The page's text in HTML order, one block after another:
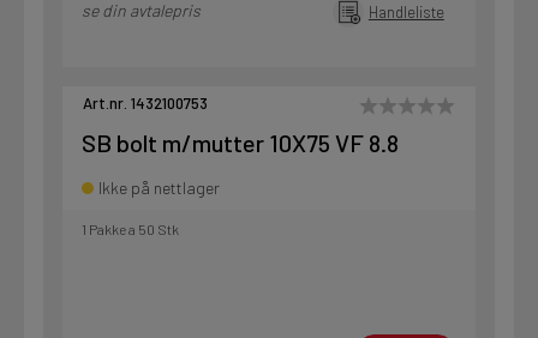
se din avtalepris
Handleliste
Art.nr. 1432100753
SB bolt m/mutter 10X75 VF 8.8
Ikke på nettlager
1 Pakke a 50 Stk